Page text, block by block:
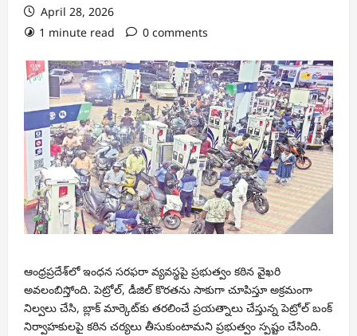
April 28, 2026
1 minute read
0 comments
ఆంధ్రప్రదేశ్‌లో ఇంధన సరఫరా వ్యవస్థపై ప్రభుత్వం కఠిన వైఖరి
అవలంబిస్తోంది. పెట్రోల్, డీజిల్ కొరతను సాకుగా చూపిస్తూ అక్రమంగా
నిల్వలు చేసి, బ్లాక్ మార్కెట్‌కు తరలించే ప్రయత్నాలు చేస్తున్న పెట్రోల్ బంక్
నిర్వాహకులపై కఠిన చర్యలు తీసుకుంటామని ప్రభుత్వం స్పష్టం చేసింది.